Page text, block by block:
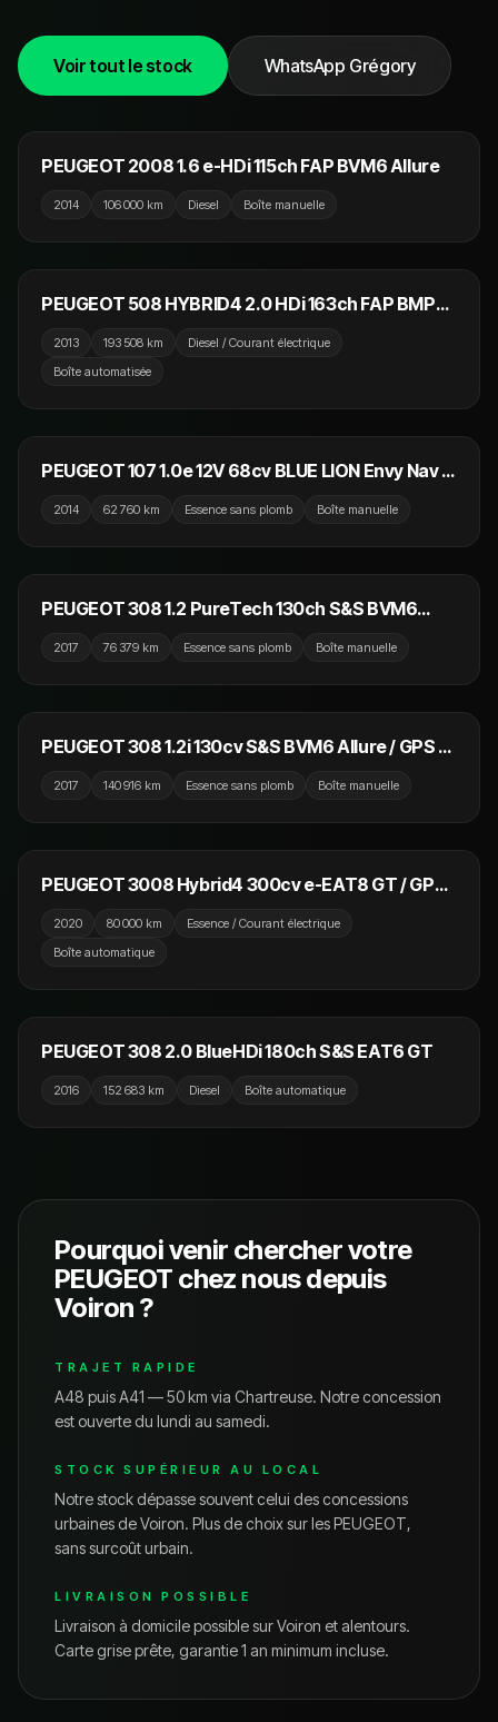
Voir tout le stock WhatsApp Grégory
NOUVEAU
7 990 €
PEUGEOT 2008 1.6 e-HDi 115ch FAP BVM6 Allure
2014 106 000 km Diesel Boîte manuelle
7 990 €
PEUGEOT 508 HYBRID4 2.0 HDi 163ch FAP BMP6
2013 193 508 km
Diesel / Courant électrique
Boîte automatisée
5 990 €
PEUGEOT 107 1.0e 12V 68cv BLUE LION Envy Nav /
2014 62 760 km Essence sans plomb Boîte manuelle
7 990 €
PEUGEOT 308 1.2 PureTech 130ch S&S BVM6
2017 76 379 km Essence sans plomb Boîte manuelle
6 790 €
PEUGEOT 308 1.2i 130cv S&S BVM6 Allure / GPS /
2017 140 916 km Essence sans plomb Boîte manuelle
18 990 €
PEUGEOT 3008 Hybrid4 300cv e-EAT8 GT / GPS /
2020 80 000 km
Essence / Courant électrique
Boîte automatique
11 990 €
PEUGEOT 308 2.0 BlueHDi 180ch S&S EAT6 GT
2016 152 683 km Diesel Boîte automatique
Pourquoi venir chercher votre
PEUGEOT chez nous depuis
Voiron ?
TRAJET RAPIDE
A48 puis A41 — 50 km via Chartreuse. Notre concession
est ouverte du lundi au samedi.
STOCK SUPÉRIEUR AU LOCAL
Notre stock dépasse souvent celui des concessions
urbaines deVoiron. Plus de choix sur lesPEUGEOT,
sans surcoût urbain.
LIVRAISON POSSIBLE
Livraison à domicile possible surVoiron et alentours.
Carte grise prête, garantie 1 an minimum incluse.